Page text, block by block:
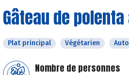
Gâteau de
Plat principal Végétarien
Nombre de personnes